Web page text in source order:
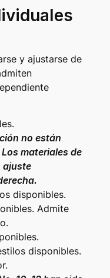
y ajustarse de
no están
materiales de
ajuste
disponibles.
Admite
disponibles.